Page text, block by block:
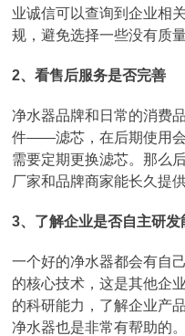
业诚信可以查询到企业相
规，避免选择一些没有质
2、看售后服务是否完善
净水器品牌和日常的消费
件——滤芯，在后期使用
需要定期更换滤芯。那么
厂家和品牌商家能长久提
3、了解企业是否自主研发
一个好的净水器都会有自
的核心技术，这是其他企
的科研能力，了解企业产
净水器也是非常有帮助的。